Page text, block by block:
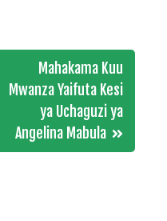
Mahakama Kuu
Mwanza Yaifuta Kesi
ya Uchaguzi ya
Angelina Mabula